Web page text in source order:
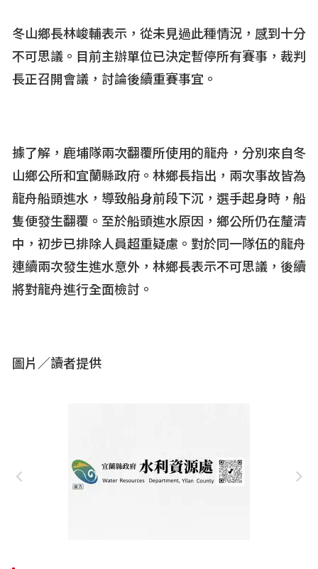
冬山鄉長林峻輔表示，從未見過此種情況，感到十分
不可思議。目前主辦單位已決定暫停所有賽事，裁判
長正召開會議，討論後續重賽事宜。
據了解，鹿埔隊兩次翻覆所使用的龍舟，分別來自冬
山鄉公所和宜蘭縣政府。林鄉長指出，兩次事故皆為
龍舟船頭進水，導致船身前段下沉，選手起身時，船
隻便發生翻覆。至於船頭進水原因，鄉公所仍在釐清
中，初步已排除人員超重疑慮。對於同一隊伍的龍舟
連續兩次發生進水意外，林鄉長表示不可思議，後續
將對龍舟進行全面檢討。
圖片／讀者提供